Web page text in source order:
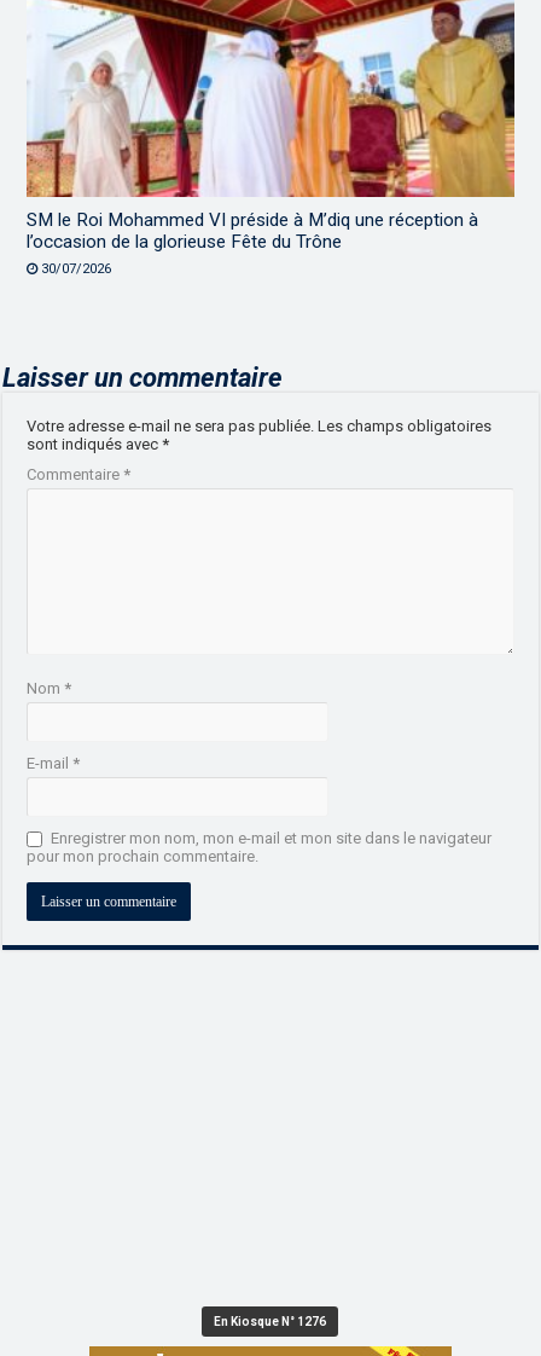
SM le Roi Mohammed VI préside à M’diq une réception à
l’occasion de la glorieuse Fête du Trône
30/07/2026
Laisser un commentaire
Votre adresse e-mail ne sera pas publiée. Les champs obligatoires
sont indiqués avec*
Commentaire*
Nom*
E-mail*
Enregistrer mon nom, mon e-mail et mon site dans le navigateur
pour mon prochain commentaire.
En Kiosque N° 1276